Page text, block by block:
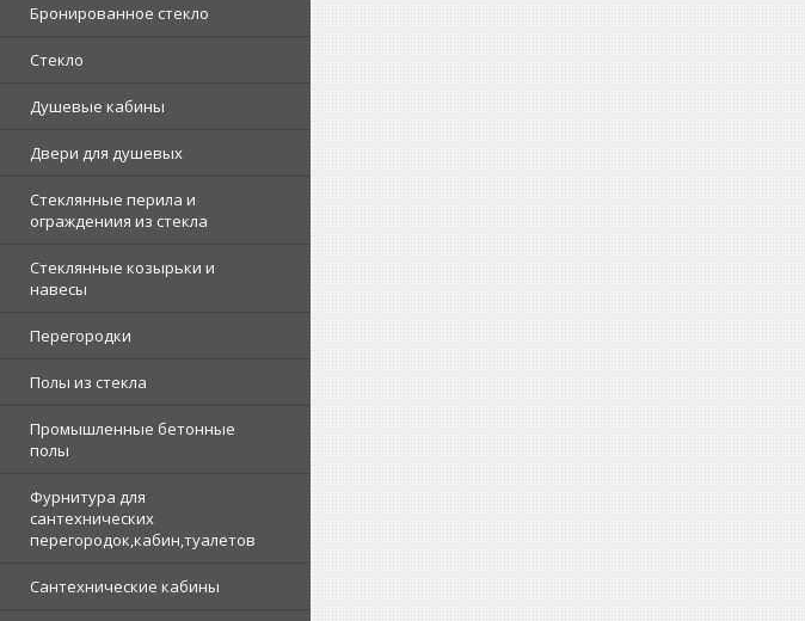
Бронированное стекло
Стекло
Душевые кабины
Двери для душевых
Стеклянные перила и
ограждениия из стекла
Стеклянные козырьки и
навесы
Перегородки
Полы из стекла
Промышленные бетонные
полы
Фурнитура для
сантехнических
перегородок,кабин,туалетов
Сантехнические кабины